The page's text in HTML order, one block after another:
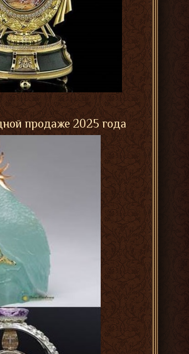
продаже 2025 года